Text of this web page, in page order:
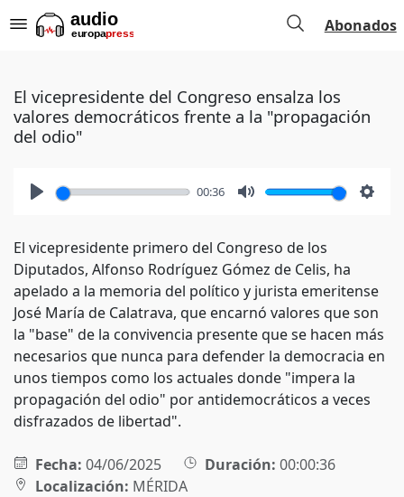
Abonados
El vicepresidente del Congreso ensalza los
valores democráticos frente a la "propagación
del odio"
00:36
El vicepresidente primero del Congreso de los
Diputados, Alfonso Rodríguez Gómez de Celis, ha
apelado a la memoria del político y jurista emeritense
José María de Calatrava, que encarnó valores que son
la "base" de la convivencia presente que se hacen más
necesarios que nunca para defender la democracia en
unos tiempos como los actuales donde "impera la
propagación del odio" por antidemocráticos a veces
disfrazados de libertad".
Fecha: 04/06/2025 Duración: 00:00:36
Localización: MÉRIDA